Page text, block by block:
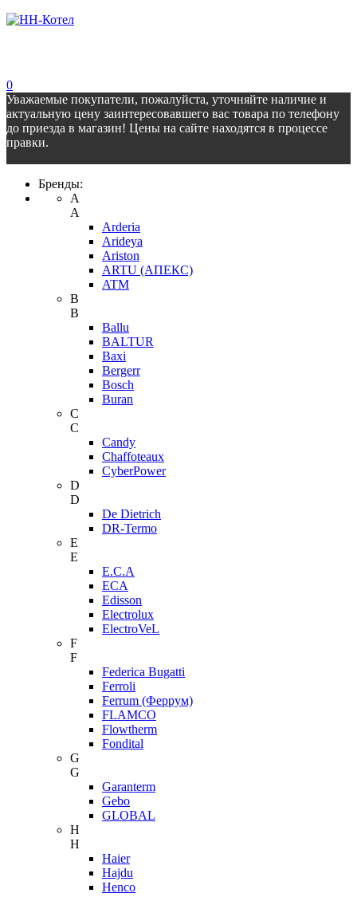
0
Уважаемые покупатели, пожалуйста, уточняйте наличие и
актуальную цену заинтересовавшего вас товара по телефону
до приезда в магазин! Цены на сайте находятся в процессе
правки.
Бренды:
A
A
Arderia
Arideya
Ariston
ARTU (АПЕКС)
ATM
B
B
Ballu
BALTUR
Baxi
Bergerr
Bosch
Buran
C
C
Candy
Chaffoteaux
CyberPower
D
D
De Dietrich
DR-Termo
E
E
E.C.A
ECA
Edisson
Electrolux
ElectroVeL
F
F
Federica Bugatti
Ferroli
Ferrum (Феррум)
FLAMCO
Flowtherm
Fondital
G
G
Garanterm
Gebo
GLOBAL
H
H
Haier
Hajdu
Henco